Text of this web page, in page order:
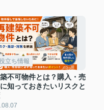
立ち情報
不可物件とは？購入・売
知っておきたいリスクと